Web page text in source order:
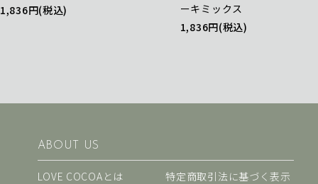
1,836円(税込)
ーキミックス
1,836円(税込)
ABOUT US
LOVE COCOAとは
特定商取引法に基づく表示